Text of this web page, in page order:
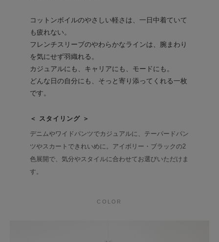
コットンボイルのやさしい軽さは、一日中着ていて
も疲れない。
フレンチスリーブのやわらかなラインは、腕まわり
を気にせず羽織れる。
カジュアルにも、キャリアにも、モードにも。
どんな日の自分にも、そっと寄り添ってくれる一枚
です。
＜ スタイリング ＞
デニムやワイドパンツでカジュアルに、テーパードパン
ツやスカートできれいめに。アイボリー・ブラックの2
色展開で、気分やスタイルに合わせてお選びいただけま
す。
COLOR